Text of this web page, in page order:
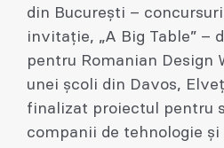
din București –
invitație, „A Big Table” –
pentru Romanian Design
unei școli din Davos,
finalizat proiectul pentru
companii de tehnologie